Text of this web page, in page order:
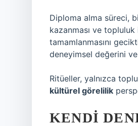
Diploma alma süreci,
kazanması ve
tamamlanmasını
deneyimsel değerini
Ritüeller, yalnızca
kültürel görelilik
KENDI